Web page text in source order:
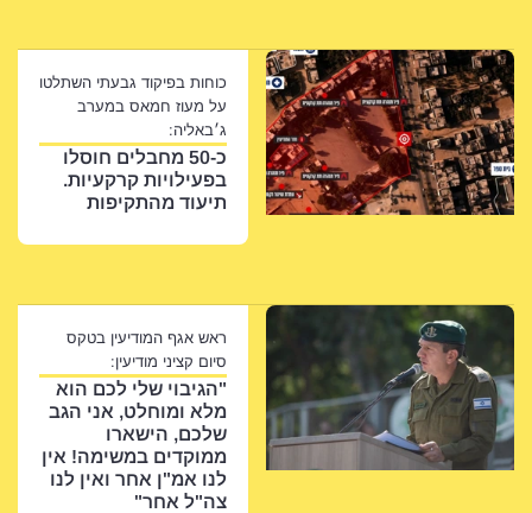
כוחות בפיקוד גבעתי השתלטו
על מעוז חמאס במערב
ג׳באליה:
כ-50 מחבלים חוסלו
בפעילויות קרקעיות.
תיעוד מהתקיפות
ראש אגף המודיעין בטקס
סיום קציני מודיעין:
"הגיבוי שלי לכם הוא
מלא ומוחלט, אני הגב
שלכם, הישארו
ממוקדים במשימה! אין
לנו אמ"ן אחר ואין לנו
צה"ל אחר"